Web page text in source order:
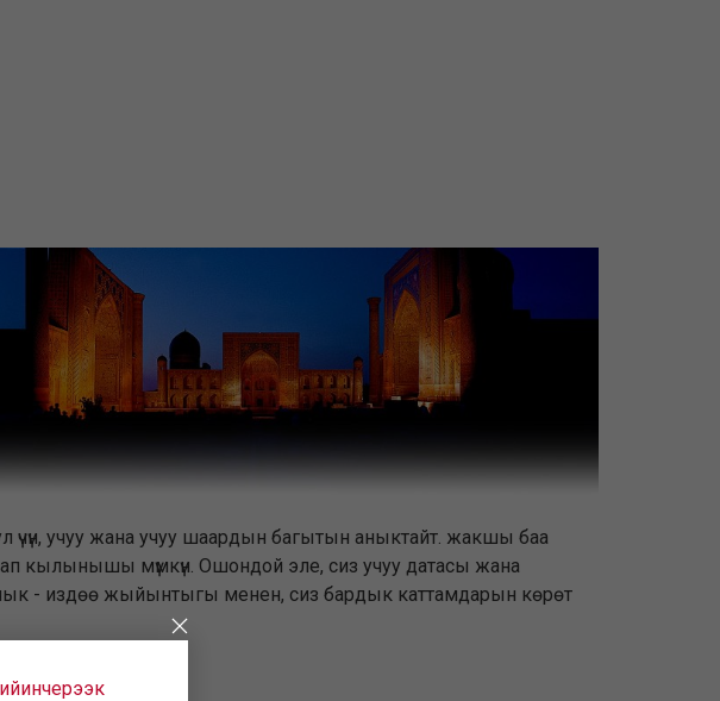
үчүн, учуу жана учуу шаардын багытын аныктайт. жакшы баа
кылынышы мүмкүн. Ошондой эле, сиз учуу датасы жана
чык - издөө жыйынтыгы менен, сиз бардык каттамдарын көрөт
.